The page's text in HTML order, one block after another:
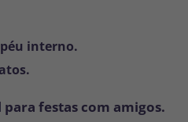
interno.
festas com amigos.